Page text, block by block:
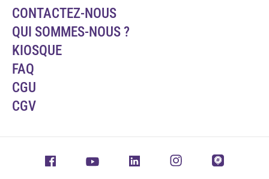
CONTACTEZ-NOUS
QUI SOMMES-NOUS ?
KIOSQUE
FAQ
CGU
CGV